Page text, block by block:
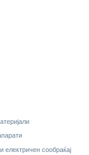
електричен сообраќај